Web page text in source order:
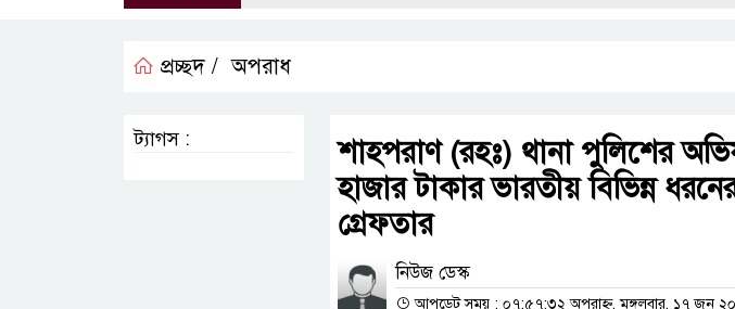
প্রচ্ছদ / অপরাধ
শাহপরাণ (রহঃ) থানা পুলিশের
হাজার টাকার ভারতীয় বিভিন্ন
গ্রেফতার
নিউজ ডেস্ক
আপডেট সময় : ০৭:৫৭:৩২ অপরাহ্ন, মঙ্গলবার, ১৭ জুন
ট্যাগস :